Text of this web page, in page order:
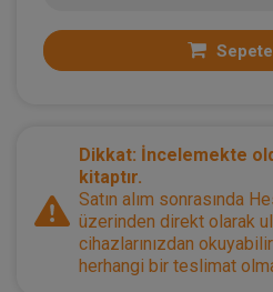
Dikkat: İncelemekte
kitaptır.
Satın alım sonrasında
üzerinden direkt olarak
cihazlarınızdan
herhangi bir teslimat